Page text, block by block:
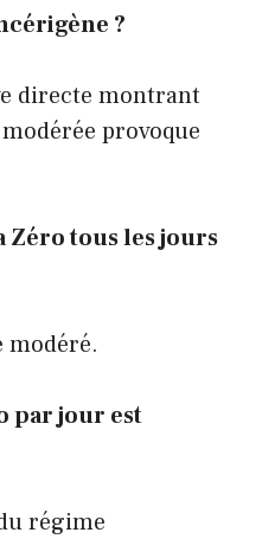
?
directe montrant
provoque
Zéro tous les jours
modéré.
par jour est
régime